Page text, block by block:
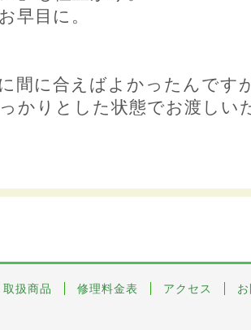
早目に。
間に合えばよかったんです
かりとした状態でお渡しい
取扱商品 修理料金表 アクセス